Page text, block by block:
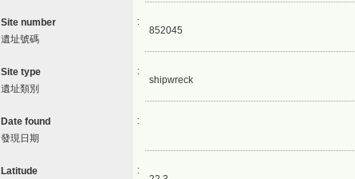
Site number
遺址號碼
:
852045
Site type
遺址類別
:
shipwreck
Date found
發現日期
:
Latitude
: